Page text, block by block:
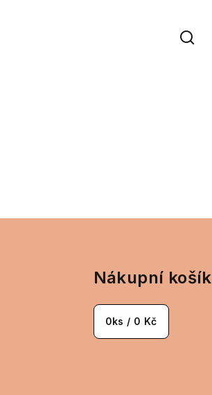
Nákupní košík
0ks / 0 Kč